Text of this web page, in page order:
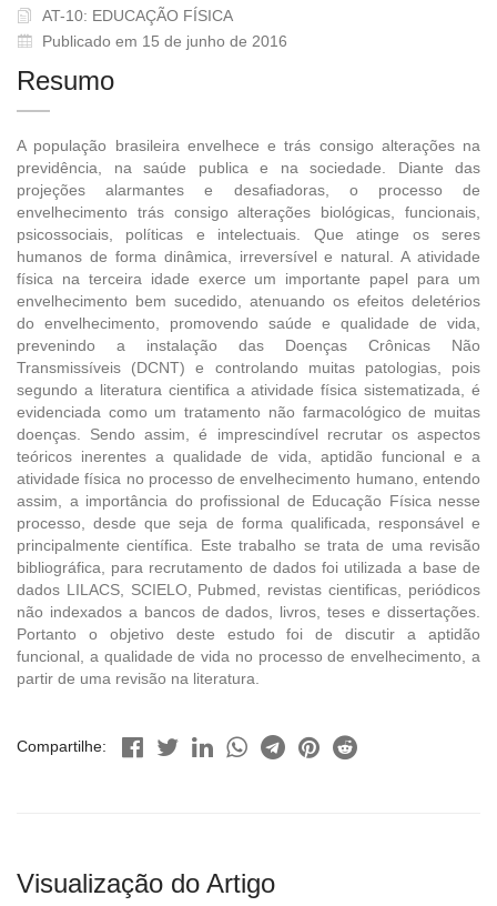
AT-10: EDUCAÇÃO FÍSICA
Publicado em 15 de junho de 2016
Resumo
A população brasileira envelhece e trás consigo alterações na
previdência, na saúde publica e na sociedade. Diante das
projeções alarmantes e desafiadoras, o processo de
envelhecimento trás consigo alterações biológicas, funcionais,
psicossociais, políticas e intelectuais. Que atinge os seres
humanos de forma dinâmica, irreversível e natural. A atividade
física na terceira idade exerce um importante papel para um
envelhecimento bem sucedido, atenuando os efeitos deletérios
do envelhecimento, promovendo saúde e qualidade de vida,
prevenindo a instalação das Doenças Crônicas Não
Transmissíveis (DCNT) e controlando muitas patologias, pois
segundo a literatura cientifica a atividade física sistematizada, é
evidenciada como um tratamento não farmacológico de muitas
doenças. Sendo assim, é imprescindível recrutar os aspectos
teóricos inerentes a qualidade de vida, aptidão funcional e a
atividade física no processo de envelhecimento humano, entendo
assim, a importância do profissional de Educação Física nesse
processo, desde que seja de forma qualificada, responsável e
principalmente científica. Este trabalho se trata de uma revisão
bibliográfica, para recrutamento de dados foi utilizada a base de
dados LILACS, SCIELO, Pubmed, revistas cientificas, periódicos
não indexados a bancos de dados, livros, teses e dissertações.
Portanto o objetivo deste estudo foi de discutir a aptidão
funcional, a qualidade de vida no processo de envelhecimento, a
partir de uma revisão na literatura.
Compartilhe:
Visualização do Artigo